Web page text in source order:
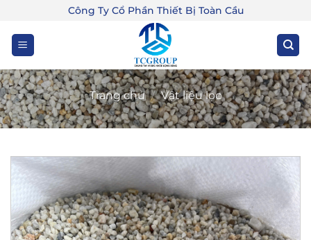
dung
Công Ty Cổ Phần Thiết Bị Toàn Cầu
Trang chủ / Vật liệu lọc